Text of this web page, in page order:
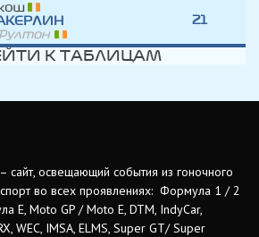
21
К ТАБЛИЦАМ
– сайт, освещающий события из гоночного
во всех проявлениях: Формула 1 / 2
Е, Moto GP / Moto E, DTM, IndyCar,
WEC, IMSA, ELMS, Super GT/ Super